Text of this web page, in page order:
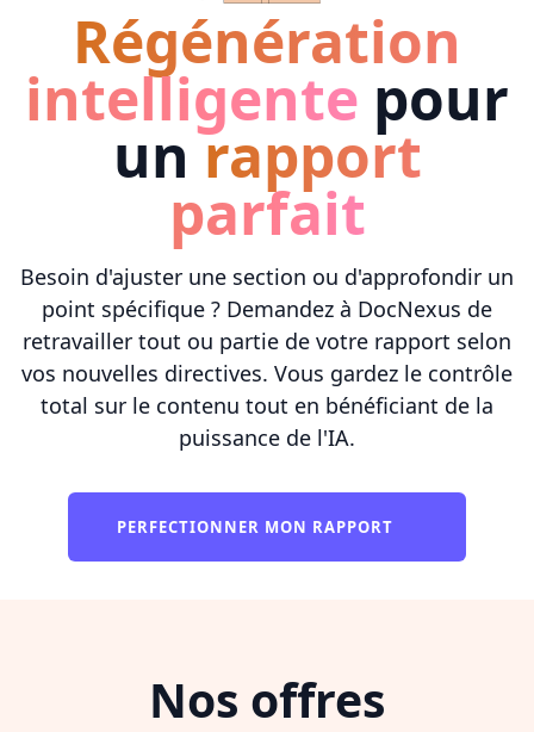
Régénération
intelligente pour
unrapport
parfait
Besoin d'ajuster une section ou d'approfondir un
point spécifique ? Demandez à DocNexus de
retravailler tout ou partie de votre rapport selon
vos nouvelles directives. Vous gardez le contrôle
total sur le contenu tout en bénéficiant de la
puissance de l'IA.
PERFECTIONNER MON RAPPORT
Nos offres